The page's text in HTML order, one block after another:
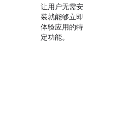
让用户无需安
装就能够立即
体验应用的特
定功能。